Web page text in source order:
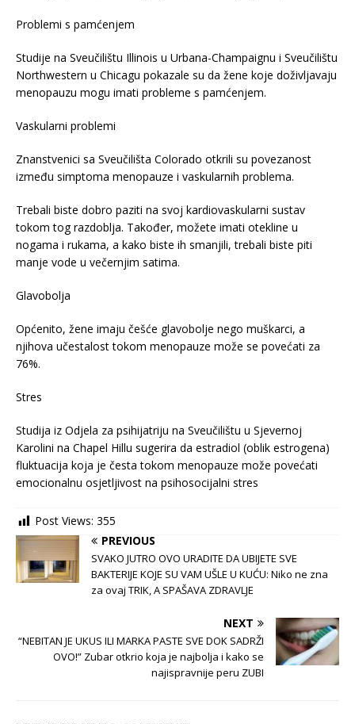
Problemi s pamćenjem
Studije na Sveučilištu Illinois u Urbana-Champaignu i Sveučilištu
Northwestern u Chicagu pokazale su da žene koje doživljavaju
menopauzu mogu imati probleme s pamćenjem.
Vaskularni problemi
Znanstvenici sa Sveučilišta Colorado otkrili su povezanost
između simptoma menopauze i vaskularnih problema.
Trebali biste dobro paziti na svoj kardiovaskularni sustav
tokom tog razdoblja. Također, možete imati otekline u
nogama i rukama, a kako biste ih smanjili, trebali biste piti
manje vode u večernjim satima.
Glavobolja
Općenito, žene imaju češće glavobolje nego muškarci, a
njihova učestalost tokom menopauze može se povećati za
76%.
Stres
Studija iz Odjela za psihijatriju na Sveučilištu u Sjevernoj
Karolini na Chapel Hillu sugerira da estradiol (oblik estrogena)
fluktuacija koja je česta tokom menopauze može povećati
emocionalnu osjetljivost na psihosocijalni stres
Post Views: 355
PREVIOUS
SVAKO JUTRO OVO URADITE DA UBIJETE SVE
BAKTERIJE KOJE SU VAM UŠLE U KUĆU: Niko ne zna
za ovaj TRIK, A SPAŠAVA ZDRAVLJE
NEXT
“NEBITAN JE UKUS ILI MARKA PASTE SVE DOK SADRŽI
OVO!” Zubar otkrio koja je najbolja i kako se
najispravnije peru ZUBI